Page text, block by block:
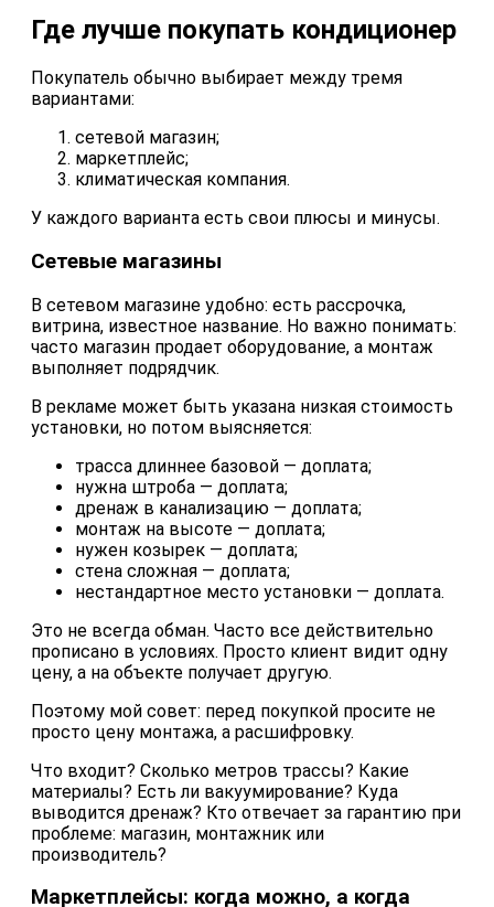
Где лучше покупать кондиционер
Покупатель обычно выбирает между тремя
вариантами:
сетевой магазин;
маркетплейс;
климатическая компания.
У каждого варианта есть свои плюсы и минусы.
Сетевые магазины
В сетевом магазине удобно: есть рассрочка,
витрина, известное название. Но важно понимать:
часто магазин продает оборудование, а монтаж
выполняет подрядчик.
В рекламе может быть указана низкая стоимость
установки, но потом выясняется:
трасса длиннее базовой — доплата;
нужна штроба — доплата;
дренаж в канализацию — доплата;
монтаж на высоте — доплата;
нужен козырек — доплата;
стена сложная — доплата;
нестандартное место установки — доплата.
Это не всегда обман. Часто все действительно
прописано в условиях. Просто клиент видит одну
цену, а на объекте получает другую.
Поэтому мой совет: перед покупкой просите не
просто цену монтажа, а расшифровку.
Что входит? Сколько метров трассы? Какие
материалы? Есть ли вакуумирование? Куда
выводится дренаж? Кто отвечает за гарантию при
проблеме: магазин, монтажник или
производитель?
Маркетплейсы: когда можно, а когда